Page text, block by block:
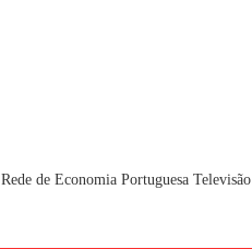
Rede de Economia Portuguesa Televisão